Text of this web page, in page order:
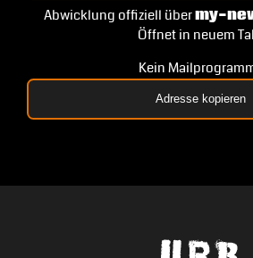
Abwicklung offiziell übermy-
Öffnet in neuem
Kein
Adresse kopieren